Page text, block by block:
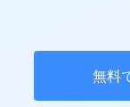
無料